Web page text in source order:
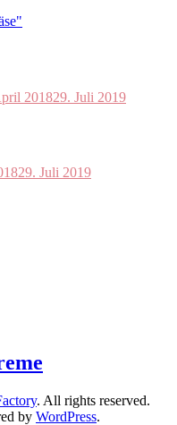
201829. Juli 2019
29. Juli 2019
. All rights reserved.
by WordPress.